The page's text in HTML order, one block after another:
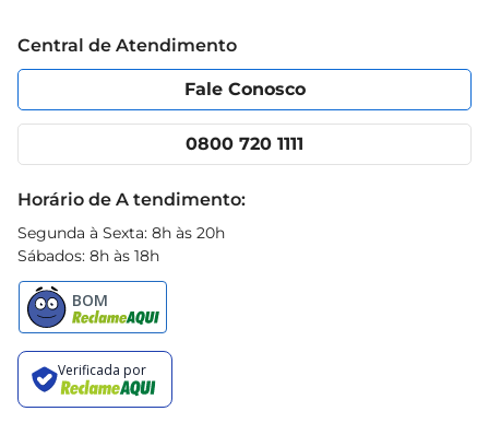
Política de Privacidade
Portal do fornecedor
Cencosud Media
Código de Ética
App Prezunic
Central de Atendimento
Fale Conosco
0800 720 1111
Horário de A tendimento:
Segunda à Sexta: 8h às 20h
Sábados: 8h às 18h